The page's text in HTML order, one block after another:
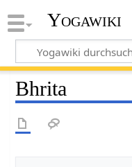
Yogawiki
Bhrita